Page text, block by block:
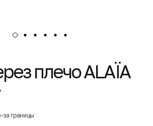
плечо ALAÏA
за границы